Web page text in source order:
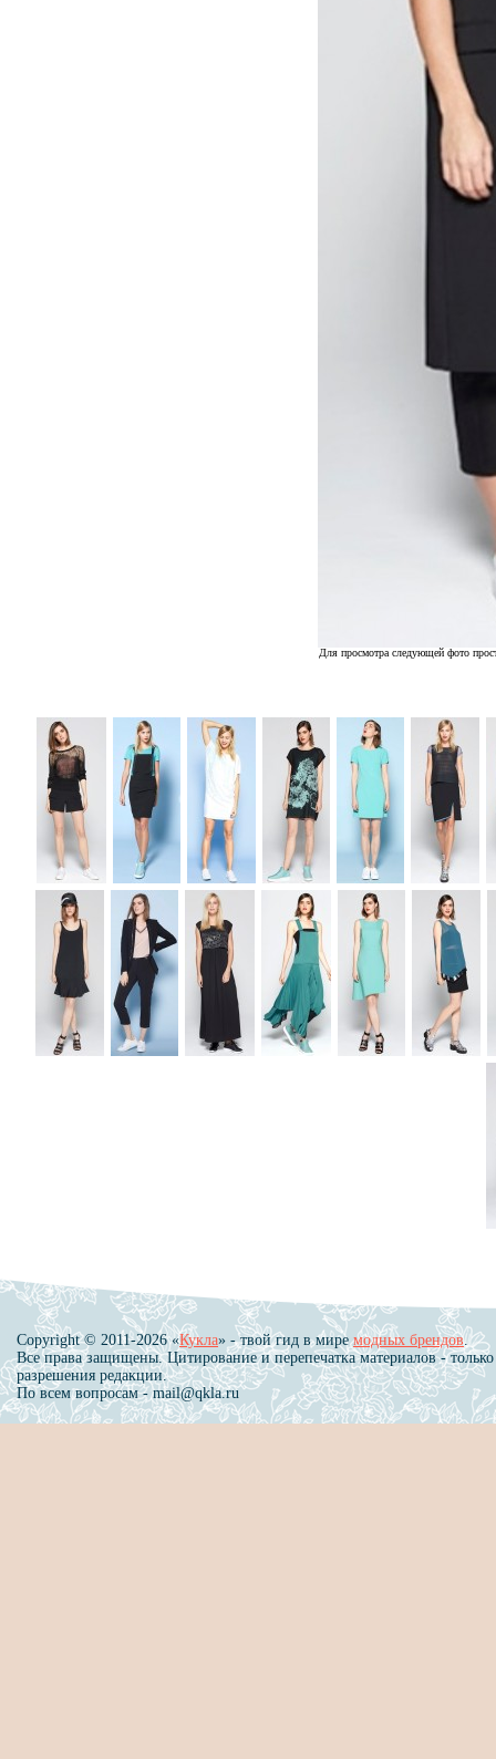
Для просмотра следующей фото
Copyright © 2011-2026 «Кукла» - твой гид в миремодных брендов.
Все права защищены. Цитирование и перепечатка материалов - только
разрешения редакции.
По всем вопросам - mail@qkla.ru